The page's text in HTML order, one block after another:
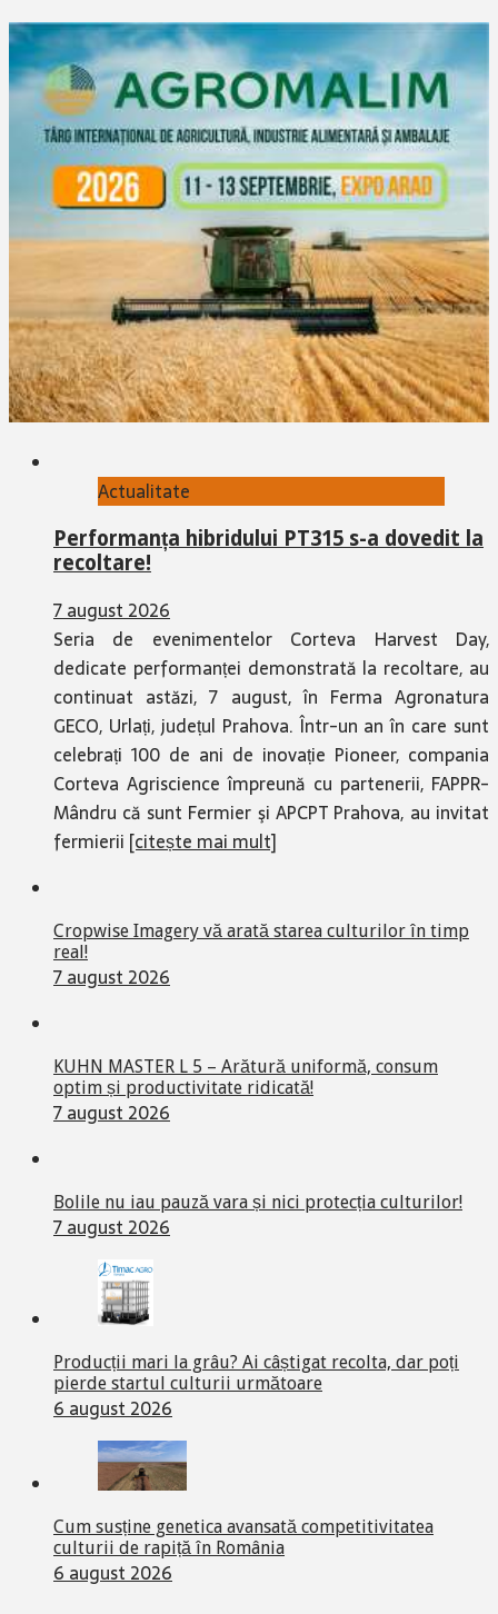
Actualitate
Performanța hibridului PT315 s-a dovedit la
recoltare!
7 august 2026
Seria de evenimentelor Corteva Harvest Day,
dedicate performanței demonstrată la recoltare, au
continuat astăzi, 7 august, în Ferma Agronatura
GECO, Urlați, județul Prahova. Într-un an în care sunt
celebrați 100 de ani de inovație Pioneer, compania
Corteva Agriscience împreună cu partenerii, FAPPR-
Mândru că sunt Fermier şi APCPT Prahova, au invitat
fermierii [citește mai mult]
Cropwise Imagery vă arată starea culturilor în timp
real!
7 august 2026
KUHN MASTER L 5 – Arătură uniformă, consum
optim și productivitate ridicată!
7 august 2026
Bolile nu iau pauză vara și nici protecția culturilor!
7 august 2026
Producții mari la grâu? Ai câștigat recolta, dar poți
pierde startul culturii următoare
6 august 2026
Cum susține genetica avansată competitivitatea
culturii de rapiță în România
6 august 2026